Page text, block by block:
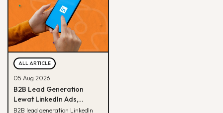
ALL ARTICLE
05 Aug 2026
B2B Lead Generation
Lewat LinkedIn Ads,
Strategi yang Masih
B2B lead generation LinkedIn